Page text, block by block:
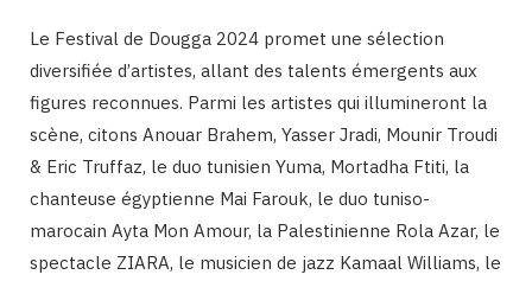
Le Festival de Dougga 2024 promet une sélection
diversifiée d’artistes, allant des talents émergents aux
figures reconnues. Parmi les artistes qui illumineront la
scène, citons Anouar Brahem, Yasser Jradi, Mounir Troudi
& Eric Truffaz, le duo tunisien Yuma, Mortadha Ftiti, la
chanteuse égyptienne Mai Farouk, le duo tuniso-
marocain Ayta Mon Amour, la Palestinienne Rola Azar, le
spectacle ZIARA, le musicien de jazz Kamaal Williams, le